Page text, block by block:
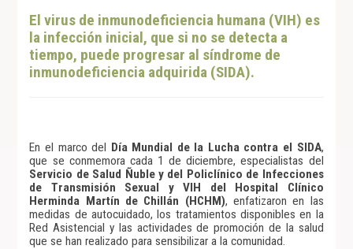
El virus de inmunodeficiencia humana (VIH) es
la infección inicial, que si no se detecta a
tiempo, puede progresar al síndrome de
inmunodeficiencia adquirida (SIDA).
En el marco del Día Mundial de la Lucha contra el SIDA,
que se conmemora cada 1 de diciembre, especialistas del
Servicio de Salud Ñuble y del Policlínico de Infecciones
de Transmisión Sexual y VIH del Hospital Clínico
Herminda Martín de Chillán (HCHM), enfatizaron en las
medidas de autocuidado, los tratamientos disponibles en la
Red Asistencial y las actividades de promoción de la salud
que se han realizado para sensibilizar a la comunidad.